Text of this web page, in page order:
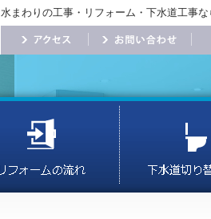
水まわりの工事・リフォーム・下水道工事